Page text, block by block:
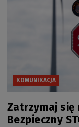
KOMUNIKACJA
Zatrzymaj się
Bezpieczny